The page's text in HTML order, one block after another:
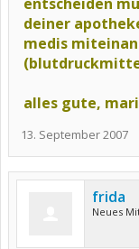
deiner
medis
alles gute,
13. September 2007
frida
Neues